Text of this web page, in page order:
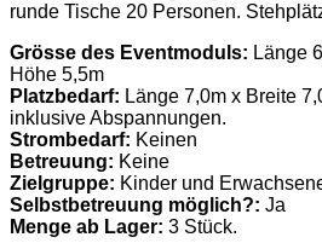
runde Tische 20 Personen.
Grösse des Eventmoduls: Länge
Höhe 5,5m
Platzbedarf: Länge 7,0m x Breite
inklusive Abspannungen.
Strombedarf: Keinen
Betreuung: Keine
Zielgruppe: Kinder und
Selbstbetreuung möglich?: Ja
Menge ab Lager: 3 Stück.